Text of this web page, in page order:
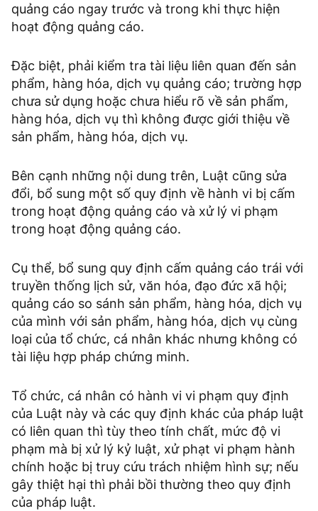
quảng cáo ngay trước và trong khi thực hiện
hoạt động quảng cáo.
Đặc biệt, phải kiểm tra tài liệu liên quan đến sản
phẩm, hàng hóa, dịch vụ quảng cáo; trường hợp
chưa sử dụng hoặc chưa hiểu rõ về sản phẩm,
hàng hóa, dịch vụ thì không được giới thiệu về
sản phẩm, hàng hóa, dịch vụ.
Bên cạnh những nội dung trên, Luật cũng sửa
đổi, bổ sung một số quy định về hành vi bị cấm
trong hoạt động quảng cáo và xử lý vi phạm
trong hoạt động quảng cáo.
Cụ thể, bổ sung quy định cấm quảng cáo trái với
truyền thống lịch sử, văn hóa, đạo đức xã hội;
quảng cáo so sánh sản phẩm, hàng hóa, dịch vụ
của mình với sản phẩm, hàng hóa, dịch vụ cùng
loại của tổ chức, cá nhân khác nhưng không có
tài liệu hợp pháp chứng minh.
Tổ chức, cá nhân có hành vi vi phạm quy định
của Luật này và các quy định khác của pháp luật
có liên quan thì tùy theo tính chất, mức độ vi
phạm mà bị xử lý kỷ luật, xử phạt vi phạm hành
chính hoặc bị truy cứu trách nhiệm hình sự; nếu
gây thiệt hại thì phải bồi thường theo quy định
của pháp luật.